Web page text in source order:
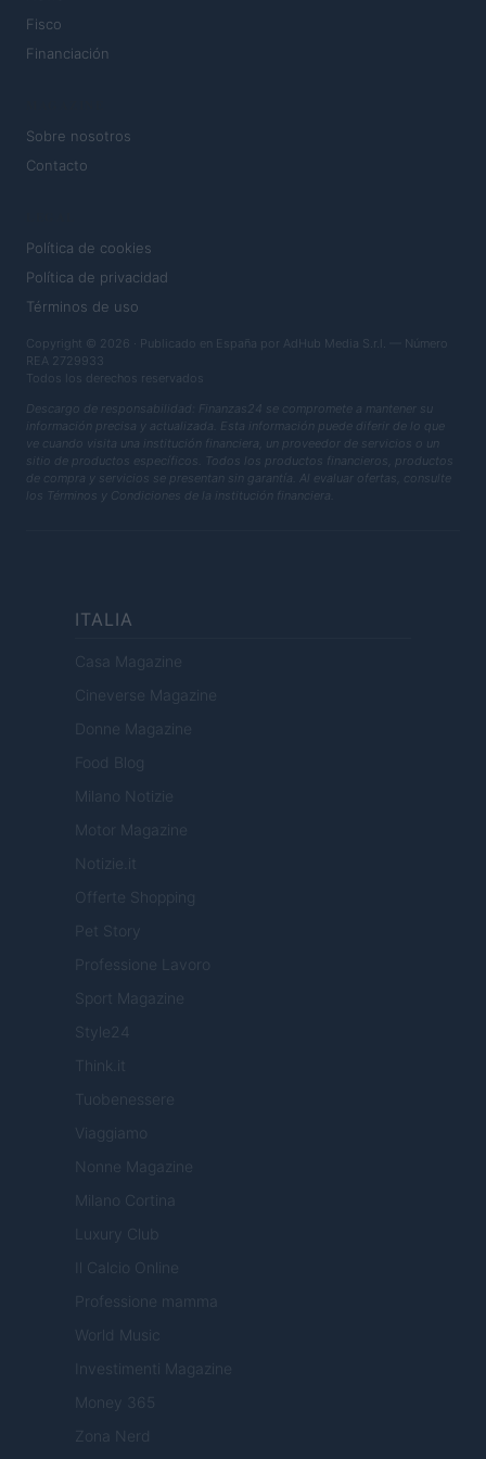
Fisco
Financiación
Sobre nosotros
Contacto
Política de cookies
Política de privacidad
Términos de uso
Copyright © 2026 · Publicado en España por AdHub Media S.r.l. — Número
REA 2729933
Todos los derechos reservados
Descargo de responsabilidad: Finanzas24 se compromete a mantener su
información precisa y actualizada. Esta información puede diferir de lo que
ve cuando visita una institución financiera, un proveedor de servicios o un
sitio de productos específicos. Todos los productos financieros, productos
de compra y servicios se presentan sin garantía. Al evaluar ofertas, consulte
los Términos y Condiciones de la institución financiera.
ITALIA
Casa Magazine
Cineverse Magazine
Donne Magazine
Food Blog
Milano Notizie
Motor Magazine
Notizie.it
Offerte Shopping
Pet Story
Professione Lavoro
Sport Magazine
Style24
Think.it
Tuobenessere
Viaggiamo
Nonne Magazine
Milano Cortina
Luxury Club
Il Calcio Online
Professione mamma
World Music
Investimenti Magazine
Money 365
Zona Nerd